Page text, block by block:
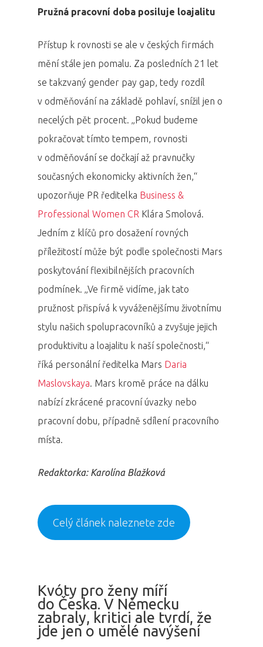
Pružná pracovní doba posiluje loajalitu
Přístup k rovnosti se ale v českých firmách
mění stále jen pomalu. Za posledních 21 let
se takzvaný gender pay gap, tedy rozdíl
v odměňování na základě pohlaví, snížil jen o
necelých pět procent. „Pokud budeme
pokračovat tímto tempem, rovnosti
v odměňování se dočkají až pravnučky
současných ekonomicky aktivních žen,“
upozorňuje PR ředitelka Business &
Professional Women CR Klára Smolová.
Jedním z klíčů pro dosažení rovných
příležitostí může být podle společnosti Mars
poskytování flexibilnějších pracovních
podmínek. „Ve firmě vidíme, jak tato
pružnost přispívá k vyváženějšímu životnímu
stylu našich spolupracovníků a zvyšuje jejich
produktivitu a loajalitu k naší společnosti,“
říká personální ředitelka Mars Daria
Maslovskaya. Mars kromě práce na dálku
nabízí zkrácené pracovní úvazky nebo
pracovní dobu, případně sdílení pracovního
místa.
Redaktorka: Karolína Blažková
Celý článek naleznete zde
Kvóty pro ženy míří
do Česka. V Německu
zabraly, kritici ale tvrdí, že
jde jen o umělé navýšení